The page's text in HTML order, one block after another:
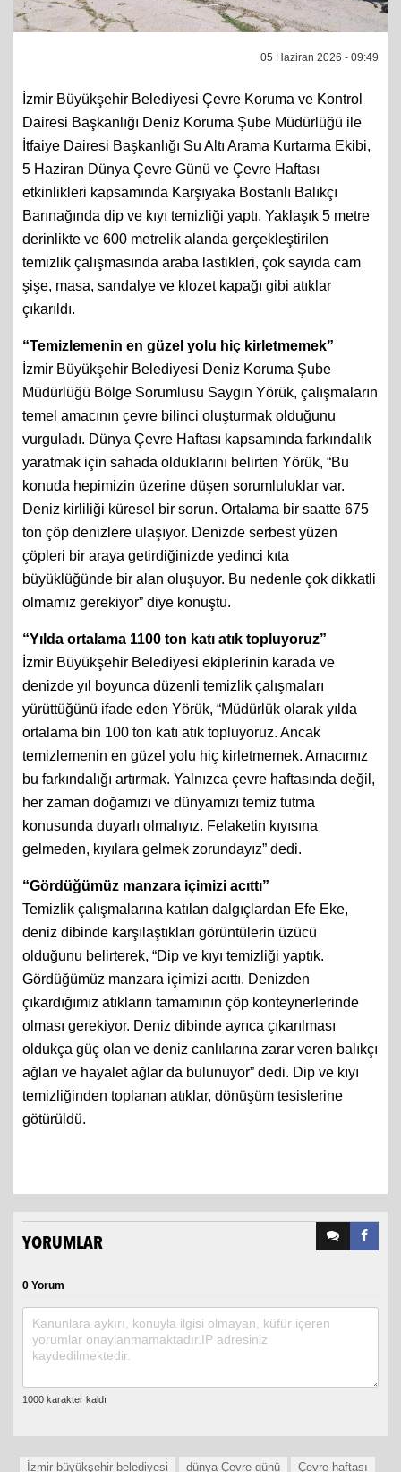
İzmir Büyükşehir Belediyesi Çevre Koruma ve Kontrol
Dairesi Başkanlığı Deniz Koruma Şube Müdürlüğü ile
İtfaiye Dairesi Başkanlığı Su Altı Arama Kurtarma Ekibi,
5 Haziran Dünya Çevre Günü ve Çevre Haftası
etkinlikleri kapsamında Karşıyaka Bostanlı Balıkçı
Barınağında dip ve kıyı temizliği yaptı. Yaklaşık 5 metre
derinlikte ve 600 metrelik alanda gerçekleştirilen
temizlik çalışmasında araba lastikleri, çok sayıda cam
şişe, masa, sandalye ve klozet kapağı gibi atıklar
“Temizlemenin en güzel yolu hiç kirletmemek”
İzmir Büyükşehir Belediyesi Deniz Koruma Şube
Müdürlüğü Bölge Sorumlusu Saygın Yörük, çalışmaların
temel amacının çevre bilinci oluşturmak olduğunu
vurguladı. Dünya Çevre Haftası kapsamında farkındalık
yaratmak için sahada olduklarını belirten Yörük, “Bu
konuda hepimizin üzerine düşen sorumluluklar var.
Deniz kirliliği küresel bir sorun. Ortalama bir saatte 675
ton çöp denizlere ulaşıyor. Denizde serbest yüzen
çöpleri bir araya getirdiğinizde yedinci kıta
büyüklüğünde bir alan oluşuyor. Bu nedenle çok dikkatli
“Yılda ortalama 1100 ton katı atık topluyoruz”
İzmir Büyükşehir Belediyesi ekiplerinin karada ve
denizde yıl boyunca düzenli temizlik çalışmaları
yürüttüğünü ifade eden Yörük, “Müdürlük olarak yılda
ortalama bin 100 ton katı atık topluyoruz. Ancak
temizlemenin en güzel yolu hiç kirletmemek. Amacımız
bu farkındalığı artırmak. Yalnızca çevre haftasında değil,
her zaman doğamızı ve dünyamızı temiz tutma
konusunda duyarlı olmalıyız. Felaketin kıyısına
“Gördüğümüz manzara içimizi acıttı”
Temizlik çalışmalarına katılan dalgıçlardan Efe Eke,
deniz dibinde karşılaştıkları görüntülerin üzücü
olduğunu belirterek, “Dip ve kıyı temizliği yaptık.
Gördüğümüz manzara içimizi acıttı. Denizden
çıkardığımız atıkların tamamının çöp konteynerlerinde
olması gerekiyor. Deniz dibinde ayrıca çıkarılması
oldukça güç olan ve deniz canlılarına zarar veren balıkçı
ağları ve hayalet ağlar da bulunuyor” dedi. Dip ve kıyı
temizliğinden toplanan atıklar, dönüşüm tesislerine
0 Yorum